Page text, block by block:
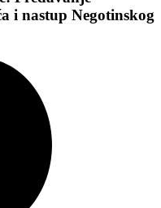
i nastup Negotinskog